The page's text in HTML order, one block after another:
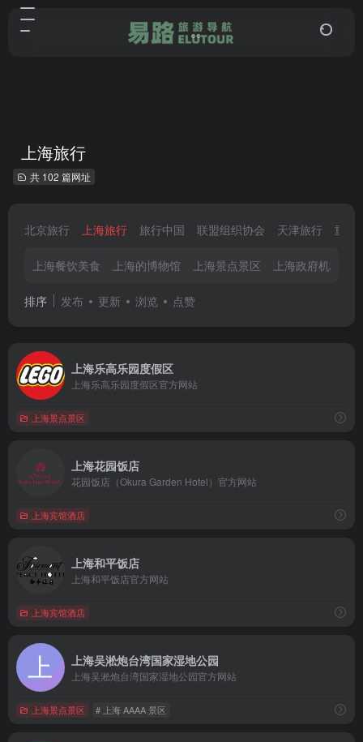
上海旅行
共 102 篇网址
北京旅行 上海旅行 旅行中国 联盟组织协会 天津旅行 重庆
上海餐饮美食 上海的博物馆 上海景点景区 上海政府机构
排序 发布 更新 浏览 点赞
上海乐高乐园度假区
上海乐高乐园度假区官方网站
上海景点景区
上海花园饭店
花园饭店（Okura Garden Hotel）官方网站
上海宾馆酒店
上海和平饭店
上海和平饭店官方网站
上海宾馆酒店
上海吴淞炮台湾国家湿地公园
上海吴淞炮台湾国家湿地公园官方网站
上海景点景区 # 上海 AAAA 景区